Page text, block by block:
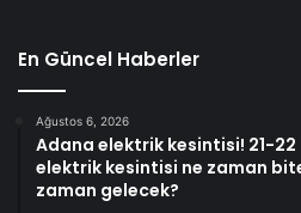
En Güncel Haberler
Ağustos 6, 2026
Adana elektrik kesintisi! 21-22
elektrik kesintisi ne zaman
zaman gelecek?